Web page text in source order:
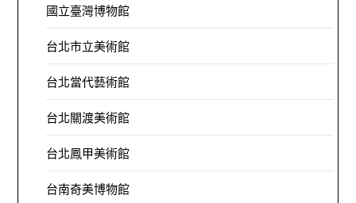
國立臺灣博物館
台北市立美術館
台北當代藝術館
台北關渡美術館
台北鳳甲美術館
台南奇美博物館